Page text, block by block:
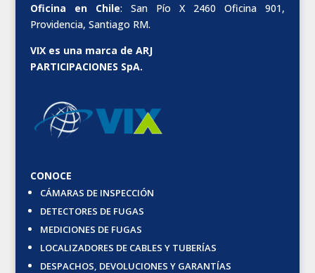
Oficina en Chile: San Pío X 2460 Oficina 901,
Providencia, Santiago RM.
VIX es una marca de ARJ
PARTICIPACIONES SpA.
CONOCE
CÁMARAS DE INSPECCIÓN
DETECTORES DE FUGAS
MEDICIONES DE FUGAS
LOCALIZADORES DE CABLES Y TUBERÍAS
DESPACHOS, DEVOLUCIONES Y GARANTÍAS